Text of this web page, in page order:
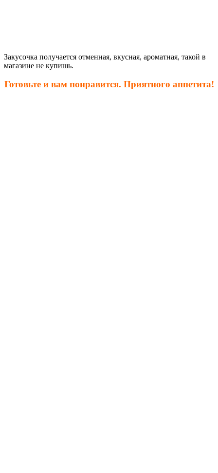
Закусочка получается отменная, вкусная, ароматная, такой в
магазине не купишь.
Готовьте и вам понравится. Приятного аппетита!